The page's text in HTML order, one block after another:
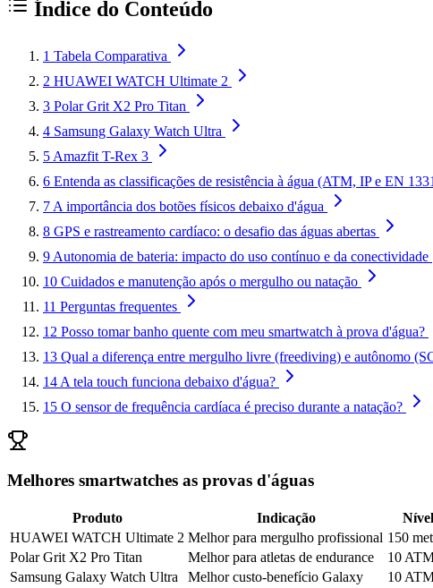
Índice do Conteúdo
1 Tabela Comparativa
2 HUAWEI WATCH Ultimate 2
3 Polar Grit X2 Pro Titan
4 Samsung Galaxy Watch Ultra
5 Amazfit T-Rex 3
6 Entenda as classificações de resistência à água (ATM, IP e EN
7 A importância dos botões físicos debaixo d'água
8 GPS e rastreamento cardíaco: o desafio das águas abertas
9 Autonomia de bateria: impacto do uso contínuo e da conectividade
10 Cuidados e manutenção após o mergulho ou natação
11 Perguntas frequentes
12 Posso tomar banho quente com meu smartwatch à prova d'água?
13 Qual a diferença entre mergulho livre (freediving) e autônomo
14 A tela touch funciona debaixo d'água?
15 O sensor de frequência cardíaca é preciso durante a natação?
Melhores smartwatches as provas d'águas
Produto Indicação
HUAWEI WATCH Ultimate 2 Melhor para mergulho profissional 150
Polar Grit X2 Pro Titan
Melhor para atletas de endurance 10
Samsung Galaxy Watch Ultra
Melhor custo-benefício Galaxy 10